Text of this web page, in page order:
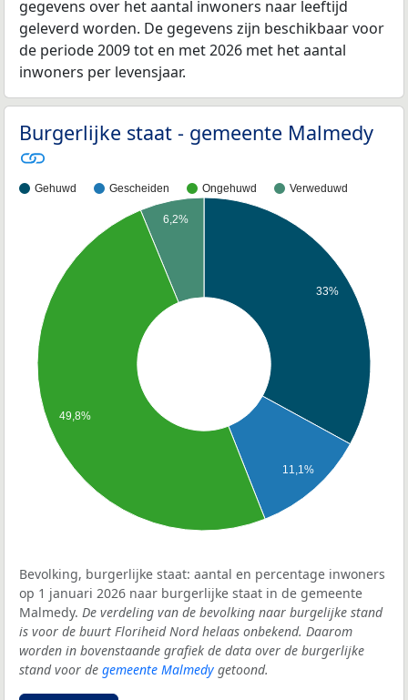
gegevens over het aantal inwoners naar leeftijd
geleverd worden. De gegevens zijn beschikbaar voor
de periode 2009 tot en met 2026 met het aantal
inwoners per levensjaar.
Burgerlijke staat - gemeente Malmedy
Gehuwd Gescheiden Ongehuwd Verweduwd
33%
11,1%
6,2%
49,8%
Bevolking, burgerlijke staat: aantal en percentage inwoners
op 1 januari 2026 naar burgerlijke staat in de gemeente
Malmedy. De verdeling van de bevolking naar burgelijke stand
is voor de buurt Floriheid Nord helaas onbekend. Daarom
worden in bovenstaande grafiek de data over de burgerlijke
stand voor de gemeente Malmedy getoond.